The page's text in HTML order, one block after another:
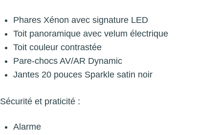
Phares Xénon avec signature LED
Toit panoramique avec velum électrique
Toit couleur contrastée
Pare-chocs AV/AR Dynamic
Jantes 20 pouces Sparkle satin noir
Sécurité et praticité :
Alarme